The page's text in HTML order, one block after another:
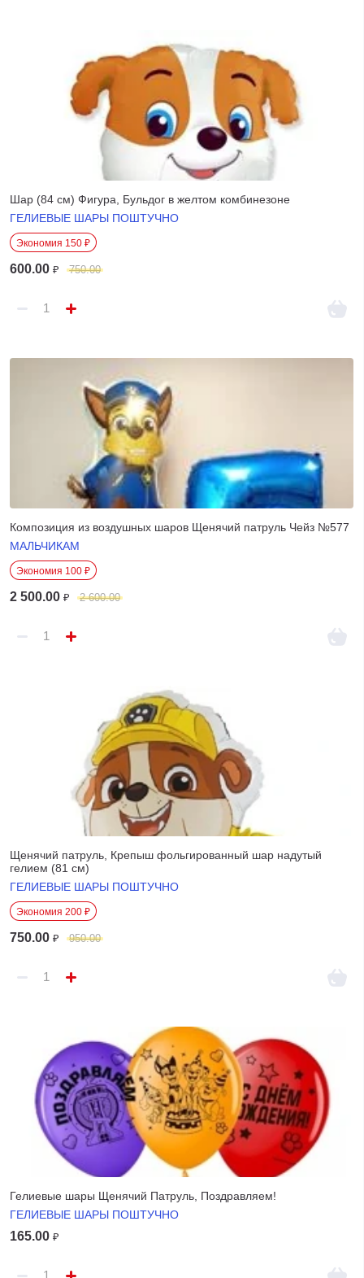
Шар (84 см) Фигура, Бульдог в желтом комбинезоне
ГЕЛИЕВЫЕ ШАРЫ ПОШТУЧНО
Экономия 150 ₽
600.00 ₽ 750.00
Композиция из воздушных шаров Щенячий патруль Чейз №577
МАЛЬЧИКАМ
Экономия 100 ₽
2 500.00 ₽ 2 600.00
Щенячий патруль, Крепыш фольгированный шар надутый
гелием (81 см)
ГЕЛИЕВЫЕ ШАРЫ ПОШТУЧНО
Экономия 200 ₽
750.00 ₽ 950.00
Гелиевые шары Щенячий Патруль, Поздравляем!
ГЕЛИЕВЫЕ ШАРЫ ПОШТУЧНО
165.00 ₽